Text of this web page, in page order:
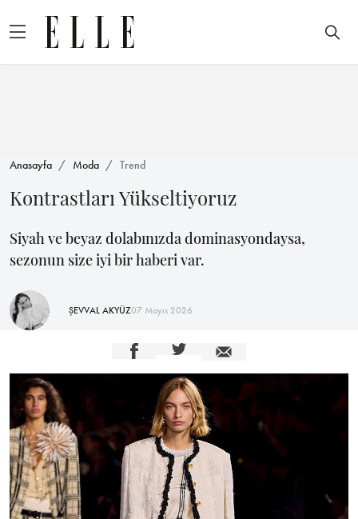
Anasayfa Moda Trend
Kontrastları Yükseltiyoruz
Siyah ve beyaz dolabınızda dominasyondaysa,
sezonun size iyi bir haberi var.
ŞEVVAL AKYÜZ07 Mayıs 2026